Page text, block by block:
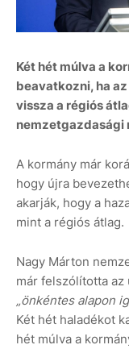
Két hét múlva a
beavatkozni, ha
vissza a régiós
nemzetgazdasági
A kormány már
hogy újra
akarják, hogy a
mint a régiós átlag.
Nagy Márton
már felszólította
„önkéntes alapon
Két hét haladékot
hét múlva a